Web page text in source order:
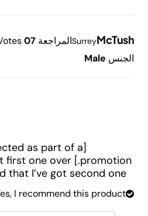
McTush
Surreyالمراجعة 7
0
الجنس Male
as part of a
got first one over
that I’ve got second one
I recommend this product.